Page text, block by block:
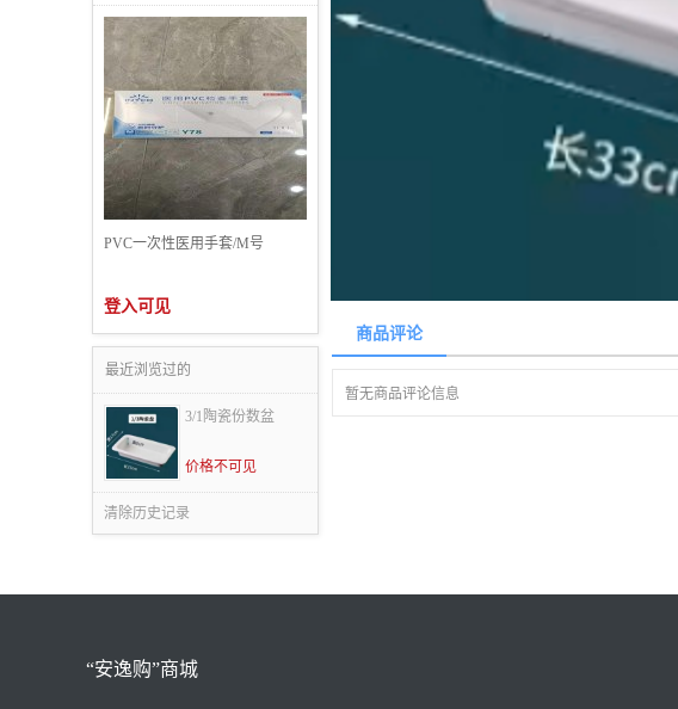
PVC一次性医用手套/M号
登入可见
最近浏览过的
3/1陶瓷份数盆
价格不可见
清除历史记录
商品评论
暂无商品评论信息
“安逸购”商城